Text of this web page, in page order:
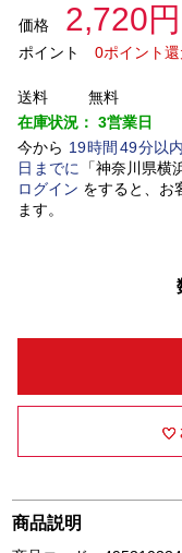
価格 2,720円
ポイント
0ポイント
送料
無料
在庫状況： 3営業日
今から 19時間 49分以内
日 までに 「神奈川県横
ログイン をすると、お
ます。
商品説明